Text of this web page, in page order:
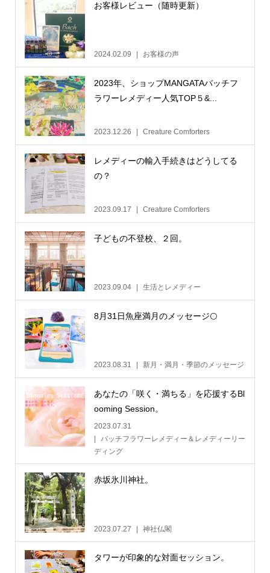
お客様レビュー（随時更新）
2024.02.09 お客様の声
2023年、ショップMANGATAバッチフ
ラワーレメディー人気TOP５&...
2023.12.26 Creature Comforters
レメディーの輸入手続きはどうしてる
の？
2023.09.17 Creature Comforters
子どもの不登校、２回。
2023.09.04 生活とレメディー
8月31日魚座満月のメッセージ🌕
2023.08.31 新月・満月・季節のメッセージ
あなたの「咲く・満ちる」を応援するBl
ooming Session。
2023.07.31
バッチフラワーレメディー＆レメディーリー
ディング
赤坂氷川神社。
2023.07.27 神社仏閣
タワーが印象的な対面セッション。